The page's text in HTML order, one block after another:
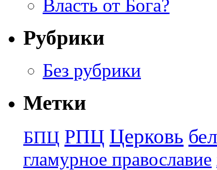
Власть от Бога?
Рубрики
Без рубрики
Метки
БПЦ РПЦ Церковь
гламурное православие